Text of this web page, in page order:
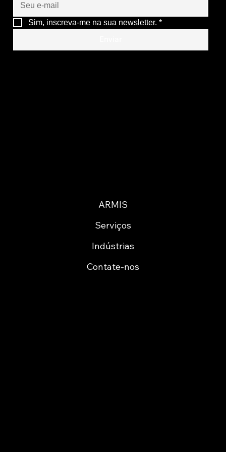
ARMIS
Serviços
Indústrias
Contate-nos
Sim, inscreva-me na sua newsletter. *